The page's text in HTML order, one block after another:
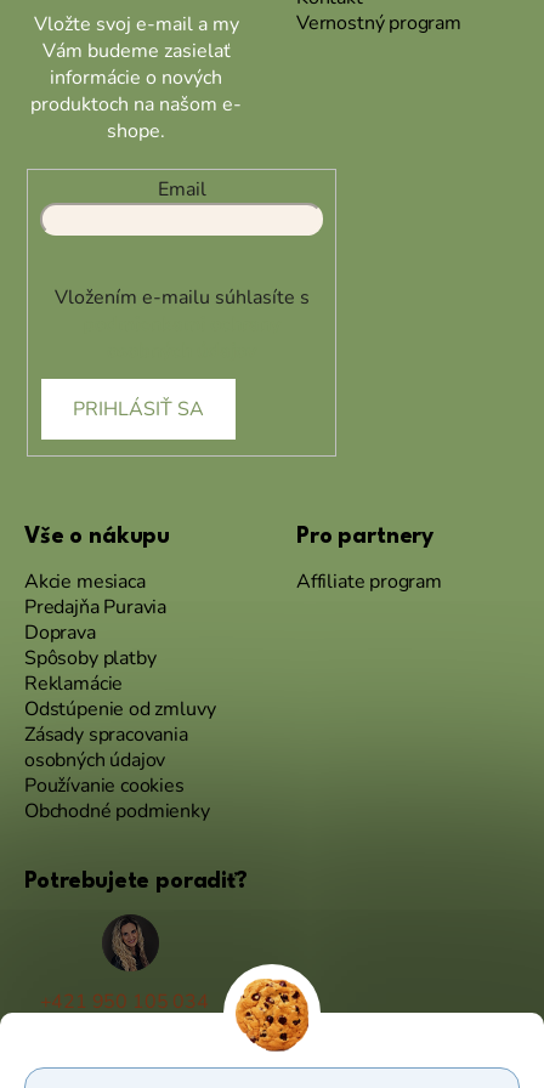
Vložte svoj e-mail a my
Vám budeme zasielať
informácie o nových
produktoch na našom e-
shope.
Email
Vložením e-mailu súhlasíte s
PRIHLÁSIŤ SA
Vernostný program
Vše o nákupu
Akcie mesiaca
Predajňa Puravia
Doprava
Spôsoby platby
Reklamácie
Odstúpenie od zmluvy
Zásady spracovania
osobných údajov
Používanie cookies
Obchodné podmienky
Pro partnery
Affiliate program
Potrebujete poradiť?
+421 950 105 034